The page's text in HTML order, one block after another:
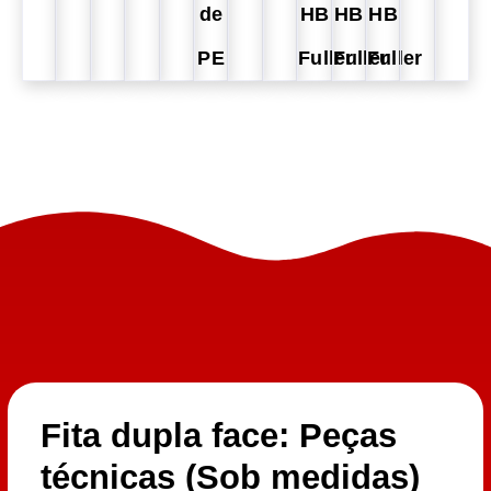
de
PE
HB
Fuller
HB
Fuller
HB
Fuller
Fita dupla face: Peças
técnicas (Sob medidas)